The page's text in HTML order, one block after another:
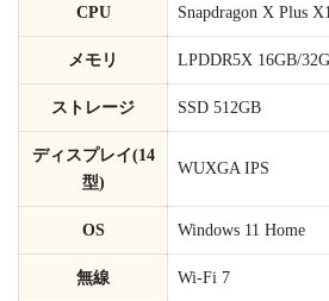
CPU Snapdragon X Plus
メモリ LPDDR5X 16GB/
ストレージ SSD 512GB
ディスプレイ(14
型)
WUXGA IPS
OS Windows 11 Home
無線 Wi-Fi 7